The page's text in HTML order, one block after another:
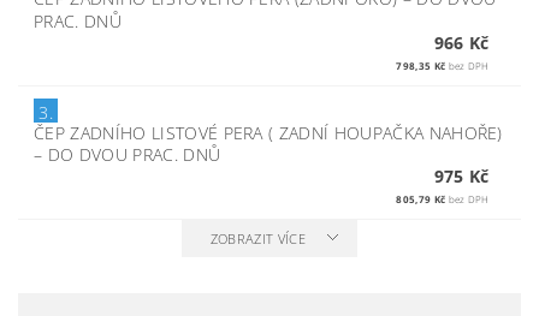
PRAC. DNŮ
966 Kč
798,35 Kč bez DPH
3.
ČEP ZADNÍHO LISTOVÉ PERA ( ZADNÍ HOUPAČKA NAHOŘE)
– DO DVOU PRAC. DNŮ
975 Kč
805,79 Kč bez DPH
ZOBRAZIT VÍCE